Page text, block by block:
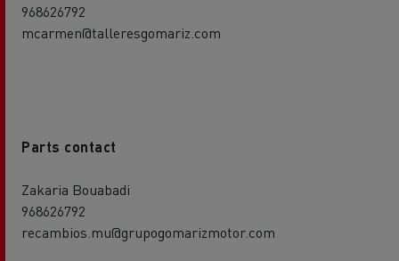
968626792
mcarmen@talleresgomariz.com
Parts contact
Zakaria Bouabadi
968626792
recambios.mu@grupogomarizmotor.com